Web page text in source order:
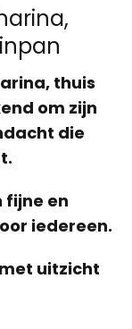
thuis
om zijn
die
fijne en
iedereen.
uitzicht